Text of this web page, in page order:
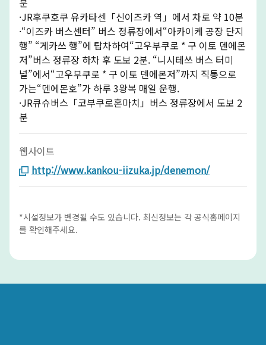
·JR후쿠호쿠 유카타센「신이즈카 역」에서 차로 약 10분
·“이즈카 버스센터” 버스 정류장에서“아카이케 공장 단지
행” “게카쓰 행”에 탑차하여“고우부쿠로 * 구 이토 덴에몬
저”버스 정류장 하차 후 도보 2분. “니시테쓰 버스 터미
널”에서“고우부쿠로 * 구 이토 덴에몬저”까지 직통으로
가는“덴에몬호”가 하루 3왕복 매일 운행.
·JR큐슈버스「코부쿠로혼마치」버스 정류장에서 도보 2
분
웹사이트
http://www.kankou-iizuka.jp/denemon/
*시설정보가 변경될 수도 있습니다. 최신정보는 각 공식홈페이지
를 확인해주세요.